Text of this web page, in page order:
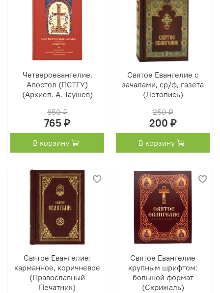
Четвероевангелие.
Апостол (ПСТГУ)
(Архиеп. А. Таушев)
850 ₽
765 ₽
В корзину
Святое Евангелие с
зачалами, ср/ф, газета
(Летопись)
250 ₽
200 ₽
В корзину
Святое Евангелие:
карманное, коричневое
(Православный
Печатник)
Святое Евангелие
крупным шрифтом:
большой формат
(Скрижаль)